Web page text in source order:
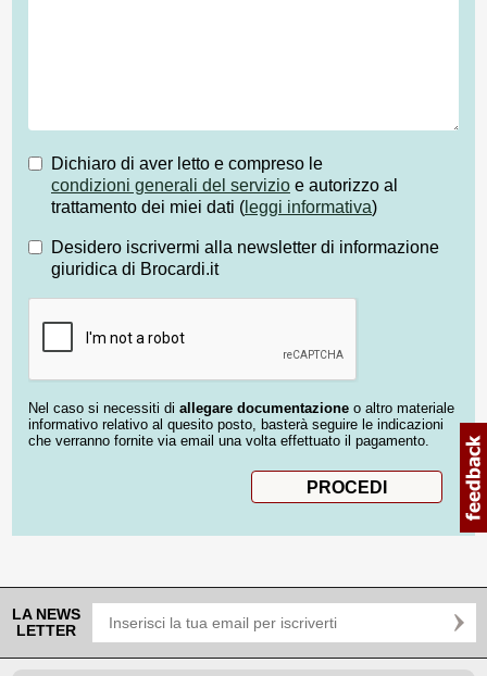
Dichiaro di aver letto e compreso le
condizioni generali del servizio e autorizzo al
trattamento dei miei dati ( leggi informativa)
Desidero iscrivermi alla newsletter di informazione
giuridica di Brocardi.it
Nel caso si necessiti di allegare documentazione o altro materiale
informativo relativo al quesito posto, basterà seguire le indicazioni
che verranno fornite via email una volta effettuato il pagamento.
LA NEWS
LETTER